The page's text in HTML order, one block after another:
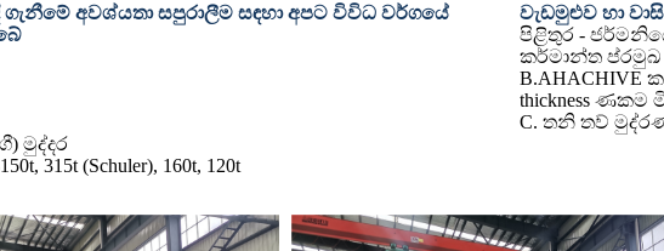
අවශ්යතා සපුරාලීම සඳහා අපට විවිධ වර්ගයේ
මුද්දර
315t (Schuler), 160t, 120t
වැඩමුළුව හා
පිළිතුර -
කර්මාන්ත ප්රමුඛ
B.AHACHIVE
thickness
C. තනි තව්